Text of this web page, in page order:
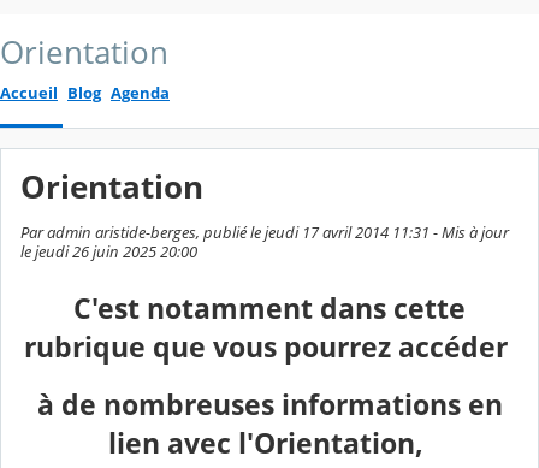
Orientation
Accueil Blog Agenda
Orientation
Par admin aristide-berges, publié le jeudi 17 avril 2014 11:31 - Mis à jour
le jeudi 26 juin 2025 20:00
C'est notamment dans cette
rubrique que vous pourrez accéder
à de nombreuses informations en
lien avec l'Orientation,